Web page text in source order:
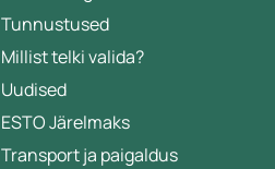
Tunnustused
Millist telki valida?
Uudised
ESTO Järelmaks
Transport ja paigaldus